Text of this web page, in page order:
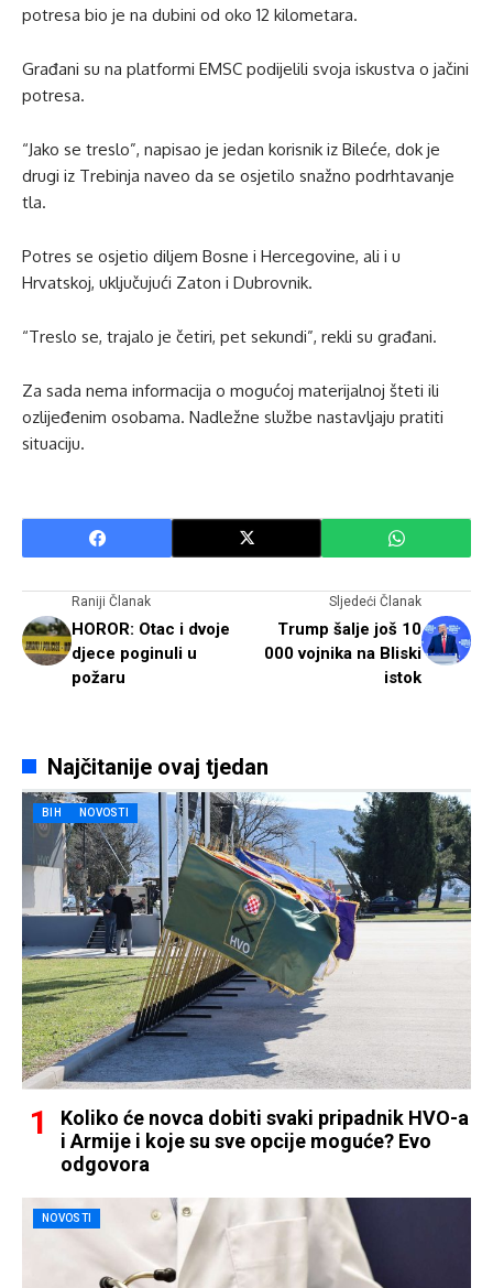
potresa bio je na dubini od oko 12 kilometara.
Građani su na platformi EMSC podijelili svoja iskustva o jačini
potresa.
“Jako se treslo”, napisao je jedan korisnik iz Bileće, dok je
drugi iz Trebinja naveo da se osjetilo snažno podrhtavanje
tla.
Potres se osjetio diljem Bosne i Hercegovine, ali i u
Hrvatskoj, uključujući Zaton i Dubrovnik.
“Treslo se, trajalo je četiri, pet sekundi”, rekli su građani.
Za sada nema informacija o mogućoj materijalnoj šteti ili
ozlijeđenim osobama. Nadležne službe nastavljaju pratiti
situaciju.
Raniji Članak
HOROR: Otac i dvoje
djece poginuli u
požaru
Sljedeći Članak
Trump šalje još 10
000 vojnika na Bliski
istok
Najčitanije ovaj tjedan
BIH NOVOSTI
Koliko će novca dobiti svaki pripadnik HVO-a
i Armije i koje su sve opcije moguće? Evo
odgovora
NOVOSTI